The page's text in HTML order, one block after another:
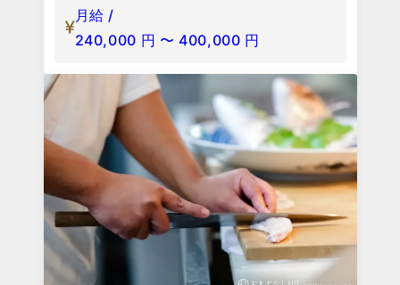
月給 /
240,000 円 〜 400,000 円